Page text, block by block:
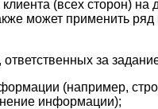
(всех сторон) на
может применить
за
(например,
информации);